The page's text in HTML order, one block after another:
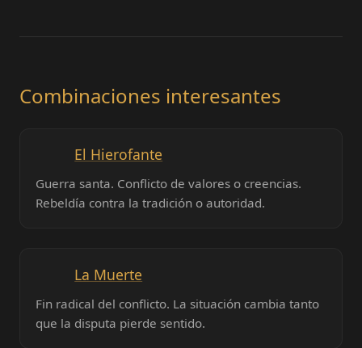
Combinaciones interesantes
El Hierofante
Guerra santa. Conflicto de valores o creencias.
Rebeldía contra la tradición o autoridad.
La Muerte
Fin radical del conflicto. La situación cambia tanto
que la disputa pierde sentido.